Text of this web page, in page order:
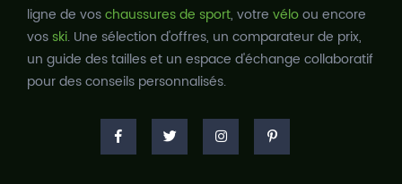
ligne de voschaussures de sport, votre véloou encore
vosski. Une sélection d'offres, un comparateur de prix,
un guide des tailles et un espace d'échange collaboratif
pour des conseils personnalisés.